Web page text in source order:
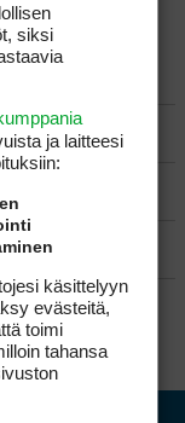
siksi
ja laitteesi
käsittelyyn
evästeitä,
toimi
tahansa